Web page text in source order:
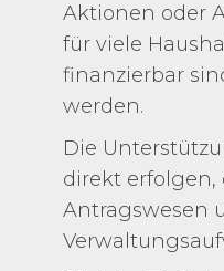
Aktionen oder
für viele
finanzierbar
werden.
Die
direkt erfolgen,
Antragswesen